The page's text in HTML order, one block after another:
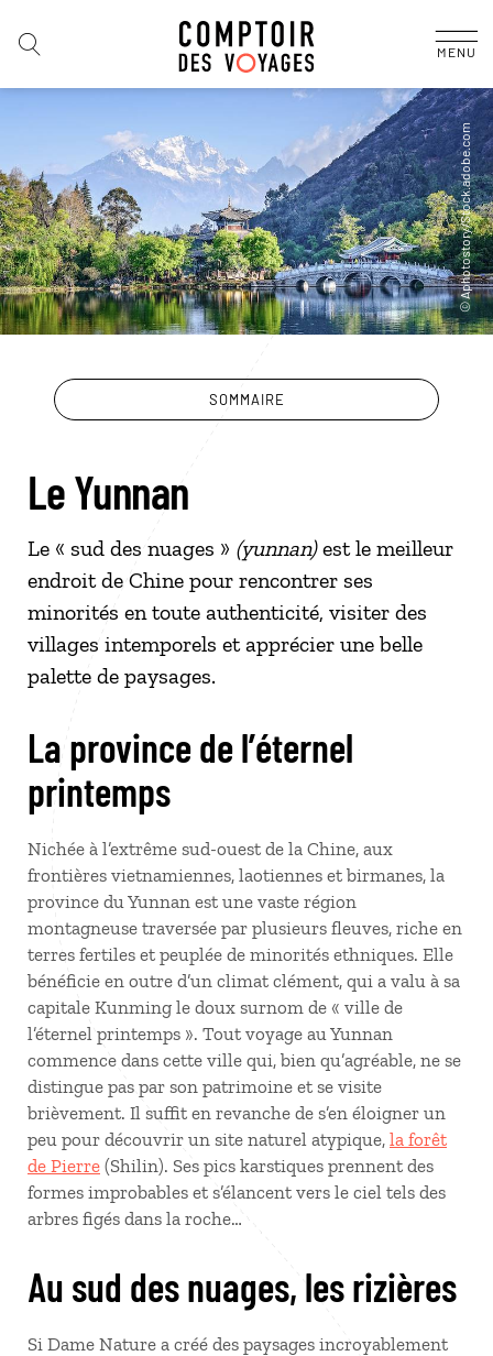
MENU
SOMMAIRE
Le Yunnan
Le « sud des nuages » (yunnan)est le meilleur
endroit de Chine pour rencontrer ses
minorités en toute authenticité, visiter des
villages intemporels et apprécier une belle
palette de paysages.
La province de l’éternel
printemps
Nichée à l’extrême sud-ouest de la Chine, aux
frontières vietnamiennes, laotiennes et birmanes, la
province du Yunnan est une vaste région
montagneuse traversée par plusieurs fleuves, riche en
terres fertiles et peuplée de minorités ethniques. Elle
bénéficie en outre d’un climat clément, qui a valu à sa
capitale Kunming le doux surnom de « ville de
l’éternel printemps ». Tout voyage au Yunnan
commence dans cette ville qui, bien qu’agréable, ne se
distingue pas par son patrimoine et se visite
brièvement. Il suffit en revanche de s’en éloigner un
peu pour découvrir un site naturel atypique, la forêt
de Pierre (Shilin). Ses pics karstiques prennent des
formes improbables et s’élancent vers le ciel tels des
arbres figés dans la roche…
Au sud des nuages, les rizières
Si Dame Nature a créé des paysages incroyablement